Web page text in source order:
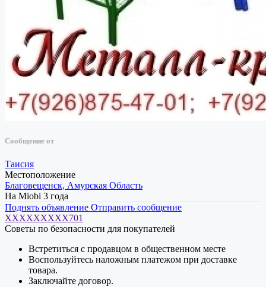
Сообщение от
Таисия
Местоположение
Благовещенск, Амурская Область
На Miobi 3 года
Поднять объявление Отправить сообщение
XXXXXXXXX701
Советы по безопасности для покупателей
Встретиться с продавцом в общественном месте
Воспользуйтесь наложным платежом при доставке
товара.
Заключайте договор.